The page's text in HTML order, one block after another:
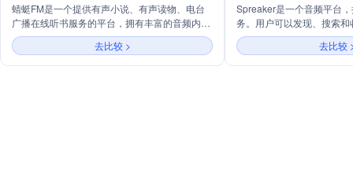
蜻蜓FM是一个提供有声小说、有声读物、电台
广播在线听书服务的平台，拥有丰富的音频内
容，包括教育、财经、历史、相声小品、小说、
出版精品、脱口秀、评书、儿童等多个分类，满
足不同用户的需求。
去比较 >
Spreaker是一个音频平台
务。用户可以发现、搜索
同时为播客创作者提供创
去比较